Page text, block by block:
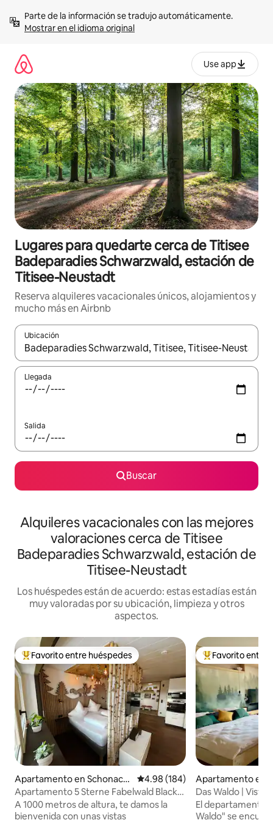
contenidoMostrar en el idioma original
Use app
Lugares para quedarte cerca de Titisee
Badeparadies Schwarzwald, estación de
Titisee-Neustadt
Reserva alquileres vacacionales únicos, alojamientos y
mucho más en Airbnb
Ubicación
Cuando los resultados estén disponibles, navega con las
Llegada
Salida
Buscar
Alquileres vacacionales con las mejores
valoraciones cerca de Titisee
Badeparadies Schwarzwald, estación de
Titisee-Neustadt
Los huéspedes están de acuerdo: estas estadías están
muy valoradas por su ubicación, limpieza y otros
aspectos.
Favorito entre huéspedes preferido
Favorito entre huéspedes
Apartamento en Schonach i
m Schwarzwald
Calificación promedio: 4.98 de
4.98 (184)
Apartamento 5 Sterne Fabelwald Black
Forest
A 1000 metros de altura, te damos la
bienvenida con unas vistas
Favorito entre
Favorito entre
Apartamento en
Das Waldo | Vista
El departamento
Waldo" se